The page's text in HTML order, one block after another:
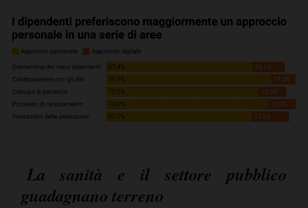
La sanità e il settore pubblico
guadagnano terreno